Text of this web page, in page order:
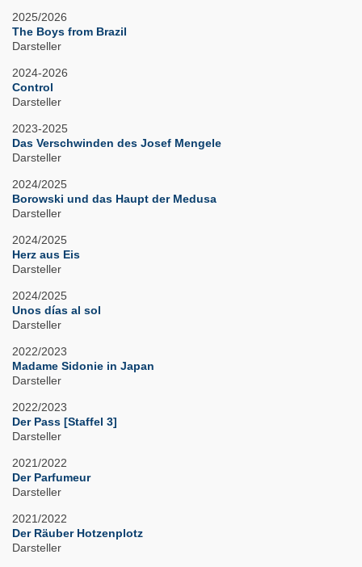
2025/2026
The Boys from Brazil
Darsteller
2024-2026
Control
Darsteller
2023-2025
Das Verschwinden des Josef Mengele
Darsteller
2024/2025
Borowski und das Haupt der Medusa
Darsteller
2024/2025
Herz aus Eis
Darsteller
2024/2025
Unos días al sol
Darsteller
2022/2023
Madame Sidonie in Japan
Darsteller
2022/2023
Der Pass [Staffel 3]
Darsteller
2021/2022
Der Parfumeur
Darsteller
2021/2022
Der Räuber Hotzenplotz
Darsteller